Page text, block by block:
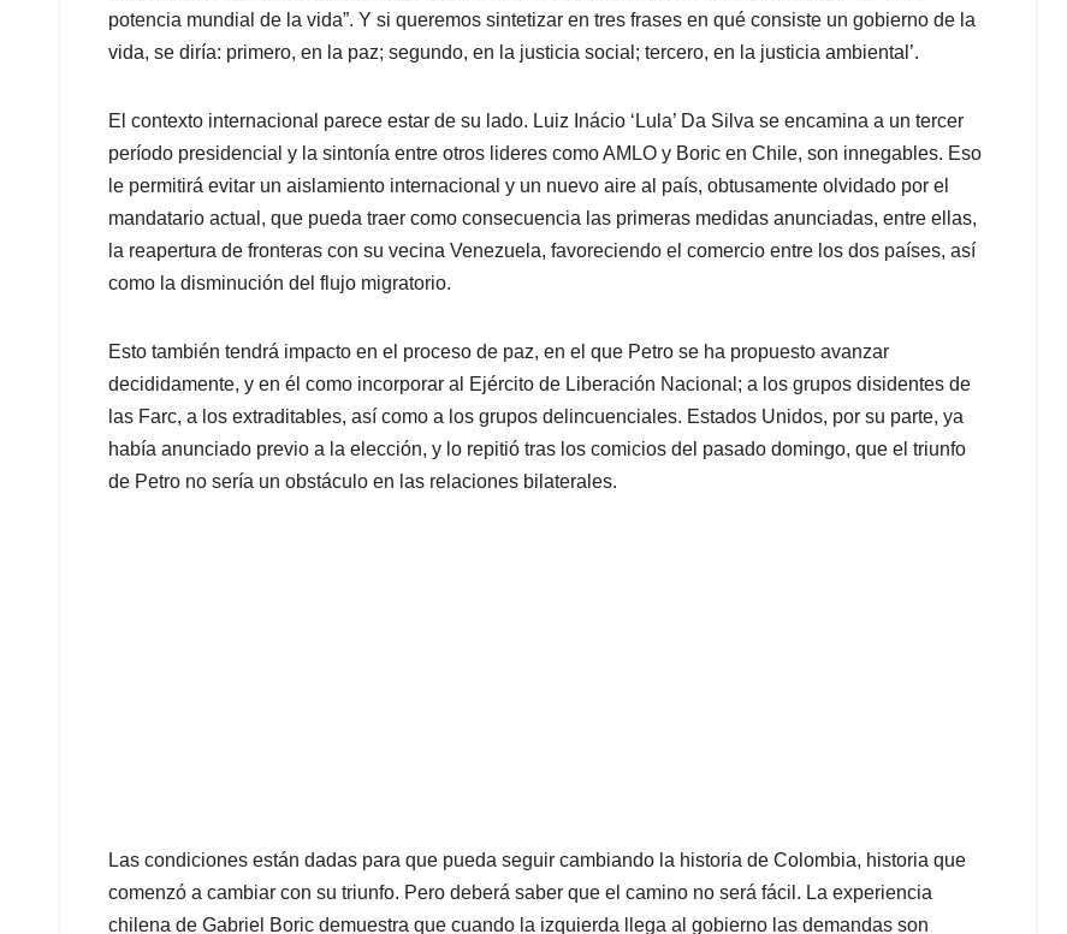
potencia mundial de la vida”. Y si queremos sintetizar en tres frases en qué consiste un gobierno de la
vida, se diría: primero, en la paz; segundo, en la justicia social; tercero, en la justicia ambiental’.
El contexto internacional parece estar de su lado. Luiz Inácio ‘Lula’ Da Silva se encamina a un tercer
período presidencial y la sintonía entre otros lideres como AMLO y Boric en Chile, son innegables. Eso
le permitirá evitar un aislamiento internacional y un nuevo aire al país, obtusamente olvidado por el
mandatario actual, que pueda traer como consecuencia las primeras medidas anunciadas, entre ellas,
la reapertura de fronteras con su vecina Venezuela, favoreciendo el comercio entre los dos países, así
como la disminución del flujo migratorio.
Esto también tendrá impacto en el proceso de paz, en el que Petro se ha propuesto avanzar
decididamente, y en él como incorporar al Ejército de Liberación Nacional; a los grupos disidentes de
las Farc, a los extraditables, así como a los grupos delincuenciales. Estados Unidos, por su parte, ya
había anunciado previo a la elección, y lo repitió tras los comicios del pasado domingo, que el triunfo
de Petro no sería un obstáculo en las relaciones bilaterales.
Las condiciones están dadas para que pueda seguir cambiando la historia de Colombia, historia que
comenzó a cambiar con su triunfo. Pero deberá saber que el camino no será fácil. La experiencia
chilena de Gabriel Boric demuestra que cuando la izquierda llega al gobierno las demandas son